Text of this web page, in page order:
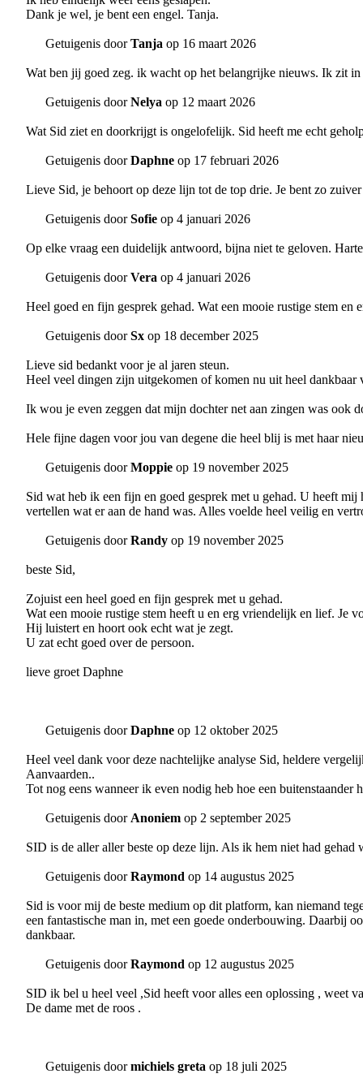
Dank je wel, je bent een engel. Tanja.
Getuigenis doorTanja op 16 maart 2026
Wat ben jij goed zeg. ik wacht op het belangrijke nieuws. Ik zit in
Getuigenis doorNelya op 12 maart 2026
Wat Sid ziet en doorkrijgt is ongelofelijk. Sid heeft me echt
Getuigenis doorDaphne op 17 februari 2026
Lieve Sid, je behoort op deze lijn tot de top drie. Je bent zo
Getuigenis doorSofie op 4 januari 2026
Op elke vraag een duidelijk antwoord, bijna niet te geloven.
Getuigenis doorVera op 4 januari 2026
Heel goed en fijn gesprek gehad. Wat een mooie rustige stem
Getuigenis doorSx op 18 december 2025
Lieve sid bedankt voor je al jaren steun.
Heel veel dingen zijn uitgekomen of komen nu uit heel
Ik wou je even zeggen dat mijn dochter net aan zingen was ook
Hele fijne dagen voor jou van degene die heel blij is met haar
Getuigenis doorMoppie op 19 november 2025
Sid wat heb ik een fijn en goed gesprek met u gehad. U heeft
vertellen wat er aan de hand was. Alles voelde heel veilig en
Getuigenis doorRandy op 19 november 2025
beste Sid,
Zojuist een heel goed en fijn gesprek met u gehad.
Wat een mooie rustige stem heeft u en erg vriendelijk en lief. Je
Hij luistert en hoort ook echt wat je zegt.
U zat echt goed over de persoon.
lieve groet Daphne
Getuigenis doorDaphne op 12 oktober 2025
Heel veel dank voor deze nachtelijke analyse Sid, heldere
Aanvaarden..
Tot nog eens wanneer ik even nodig heb hoe een buitenstaander
Getuigenis door Anoniem op 2 september 2025
SID is de aller aller beste op deze lijn. Als ik hem niet had
Getuigenis doorRaymond op 14 augustus 2025
Sid is voor mij de beste medium op dit platform, kan niemand
een fantastische man in, met een goede onderbouwing. Daarbij
dankbaar.
Getuigenis doorRaymond op 12 augustus 2025
SID ik bel u heel veel ,Sid heeft voor alles een oplossing , weet
De dame met de roos .
Getuigenis doormichiels greta op 18 juli 2025